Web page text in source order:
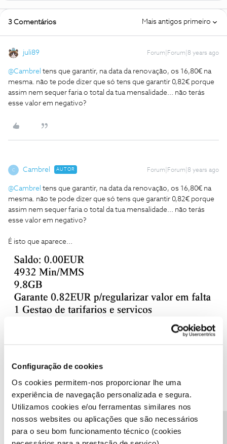
Configuração de cookies
Os cookies permitem-nos proporcionar lhe uma
experiência de navegação personalizada e segura.
Utilizamos cookies e/ou ferramentas similares nos
nossos websites ou aplicações que são necessários
para o seu bom funcionamento técnico (cookies
3 Comentários Mais antigos primeiro
juli89 Forum|Forum|8 years ago
@Cambrel tens que garantir, na data da renovação, os 16,80€ na
mesma. não te pode dizer que só tens que garantir 0,82€ porque
assim nem sequer faria o total da tua mensalidade... não terás
esse valor em negativo?
C Cambrel AUTOR Forum|Forum|8 years ago
@Cambrel tens que garantir, na data da renovação, os 16,80€ na
mesma. não te pode dizer que só tens que garantir 0,82€ porque
assim nem sequer faria o total da tua mensalidade... não terás
esse valor em negativo?
É isto que aparece...